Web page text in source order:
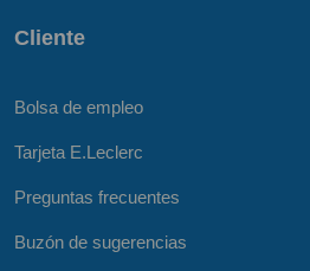
Cliente
Bolsa de empleo
Tarjeta E.Leclerc
Preguntas frecuentes
Buzón de sugerencias